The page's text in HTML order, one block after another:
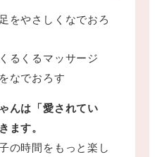
をやさしくなでおろ
るくるマッサージ
なでおろす
んは「愛されてい
ます。
の時間をもっと楽し